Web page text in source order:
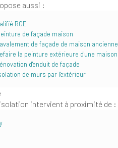
aussi :
RGE
de façade maison
de façade de maison ancienne
la peinture extérieure d'une maison
d'enduit de façade
de murs par l'extérieur
intervient à proximité de :